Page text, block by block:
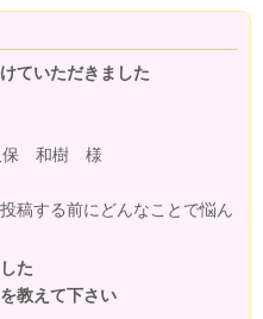
ていただきました
保 和樹 様
稿する前にどんなことで悩ん
た
教えて下さい